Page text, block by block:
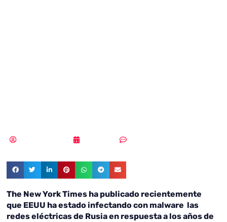
The New York Times ha publicado recientemente
que EEUU ha estado infectando con malware las
redes eléctricas de Rusia en respuesta a los años de